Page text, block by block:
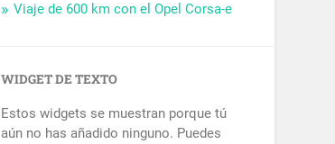
Viaje de 600 km con el Opel Corsa-e
WIDGET DE TEXTO
Estos widgets se muestran porque tú
aún no has añadido ninguno. Puedes